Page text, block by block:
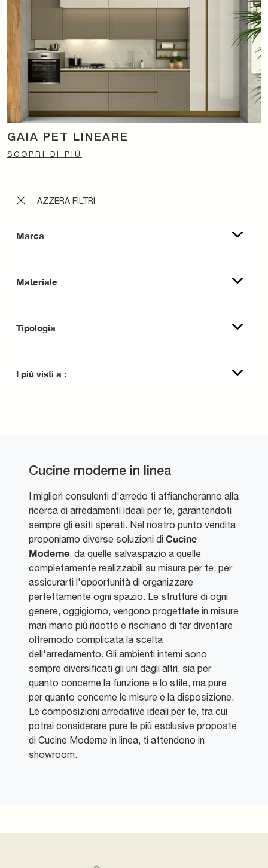
AZZERA FILTRI
Marca
Materiale
Tipologia
I più visti a :
GAIA PET LINEARE
SCOPRI DI PIÙ
Cucine moderne in linea
I migliori consulenti d'arredo ti affiancheranno alla
ricerca di arredamenti ideali per te, garantendoti
sempre gli esiti sperati. Nel nostro punto vendita
proponiamo diverse soluzioni di Cucine
Moderne, da quelle salvaspazio a quelle
completamente realizzabili su misura per te, per
assicurarti l'opportunità di organizzare
perfettamente ogni spazio. Le strutture di ogni
genere, oggigiorno, vengono progettate in misure
man mano più ridotte e rischiano di far diventare
oltremodo complicata la scelta
dell'arredamento. Gli ambienti interni sono
sempre diversificati gli uni dagli altri, sia per
quanto concerne la funzione e lo stile, ma pure
per quanto concerne le misure e la disposizione.
Le composizioni arredative ideali per te, tra cui
potrai considerare pure le più esclusive proposte
di Cucine Moderne in linea, ti attendono in
showroom.